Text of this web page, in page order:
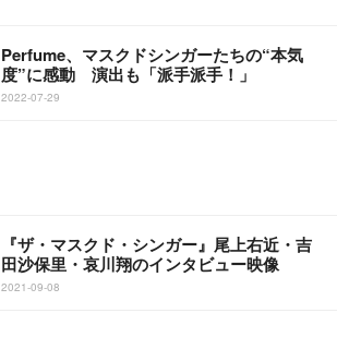
Perfume、マスクドシンガーたちの“本気
度”に感動 演出も「派手派手！」
2022-07-29
『ザ・マスクド・シンガー』尾上右近・吉
田沙保里・哀川翔のインタビュー映像
2021-09-08